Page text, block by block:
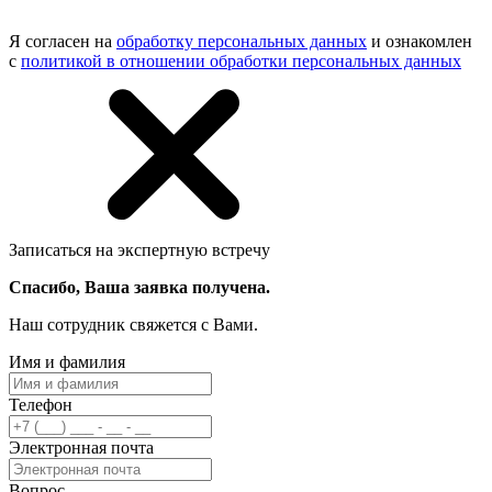
Я согласен на обработку персональных данных и ознакомлен
с политикой в отношении обработки персональных данных
Записаться на экспертную встречу
Спасибо, Ваша заявка получена.
Наш сотрудник свяжется с Вами.
Имя и фамилия
Телефон
Электронная почта